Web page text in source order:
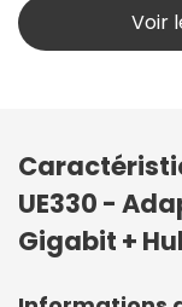
Voir
UE330 -
Gigabit +